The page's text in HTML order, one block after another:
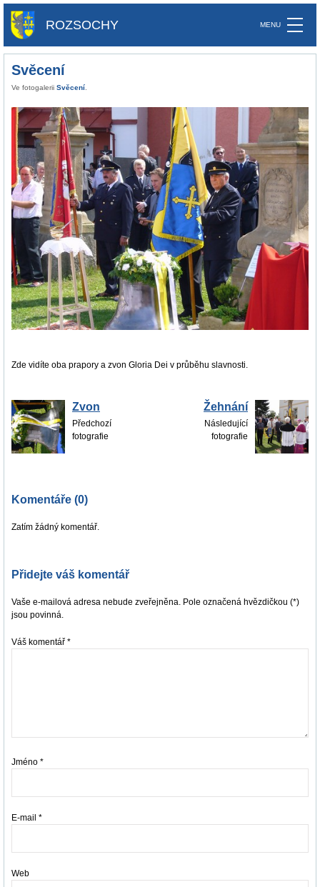
ROZSOCHY
Svěcení
Ve fotogalerii Svěcení
Zde vidíte oba prapory a zvon Gloria Dei v průběhu slavnosti.
Zvon
Předchozí
fotografie
Žehnání
Následující
fotografie
Komentáře (0)
Zatím žádný komentář.
Přidejte váš komentář
Vaše e-mailová adresa nebude zveřejněna. Pole označená hvězdičkou (*)
jsou povinná.
Váš komentář *
Jméno *
E-mail *
Web